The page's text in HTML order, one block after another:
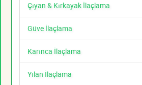
Çıyan & Kırkayak İlaçlama
Güve İlaçlama
Karınca İlaçlama
Yılan İlaçlama